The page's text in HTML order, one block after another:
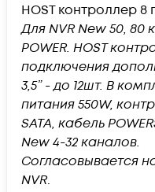
HOST контроллер 8
Для NVR New 50, 80
POWER. HOST
подключения
3,5” - до 12шт. В
питания 550W,
SАТА, кабель
New 4-32 каналов.
Согласовывается
NVR.